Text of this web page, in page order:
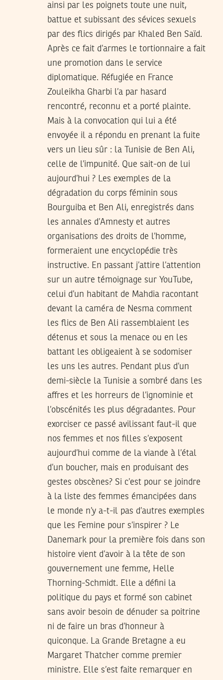
ainsi par les poignets toute une nuit,
battue et subissant des sévices sexuels
par des flics dirigés par Khaled Ben Saïd.
Après ce fait d’armes le tortionnaire a fait
une promotion dans le service
diplomatique. Réfugiée en France
Zouleikha Gharbi l’a par hasard
rencontré, reconnu et a porté plainte.
Mais à la convocation qui lui a été
envoyée il a répondu en prenant la fuite
vers un lieu sûr : la Tunisie de Ben Ali,
celle de l’impunité. Que sait-on de lui
aujourd’hui ? Les exemples de la
dégradation du corps féminin sous
Bourguiba et Ben Ali, enregistrés dans
les annales d’Amnesty et autres
organisations des droits de l’homme,
formeraient une encyclopédie très
instructive. En passant j’attire l’attention
sur un autre témoignage sur YouTube,
celui d’un habitant de Mahdia racontant
devant la caméra de Nesma comment
les flics de Ben Ali rassemblaient les
détenus et sous la menace ou en les
battant les obligeaient à se sodomiser
les uns les autres. Pendant plus d’un
demi-siècle la Tunisie a sombré dans les
affres et les horreurs de l’ignominie et
l’obscénités les plus dégradantes. Pour
exorciser ce passé avilissant faut-il que
nos femmes et nos filles s’exposent
aujourd’hui comme de la viande à l’étal
d’un boucher, mais en produisant des
gestes obscènes? Si c’est pour se joindre
à la liste des femmes émancipées dans
le monde n’y a-t-il pas d’autres exemples
que les Femine pour s’inspirer ? Le
Danemark pour la première fois dans son
histoire vient d’avoir à la tête de son
gouvernement une femme, Helle
Thorning-Schmidt. Elle a défini la
politique du pays et formé son cabinet
sans avoir besoin de dénuder sa poitrine
ni de faire un bras d’honneur à
quiconque. La Grande Bretagne a eu
Margaret Thatcher comme premier
ministre. Elle s’est faite remarquer en